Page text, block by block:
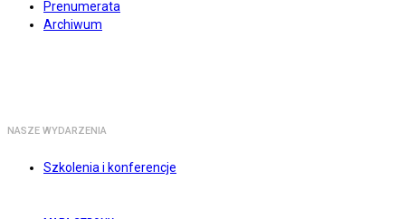
Prenumerata
Archiwum
NASZE WYDARZENIA
Szkolenia i konferencje